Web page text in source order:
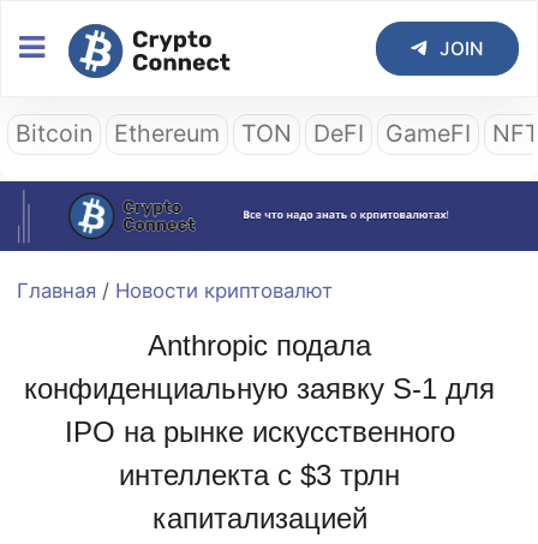
JOIN
Bitcoin Ethereum TON DeFI GameFI
Главная / Новости криптовалют
Anthropic подала
конфиденциальную заявку S-1 для
IPO на рынке искусственного
интеллекта с $3 трлн
капитализацией